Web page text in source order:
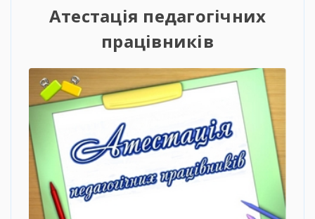
Атестація педагогічних
працівників